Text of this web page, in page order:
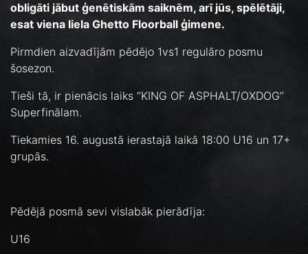
obligāti jābut ģenētiskām saiknēm, arī jūs, spēlētāji,
esat viena liela Ghetto Floorball ģimene.
Pirmdien aizvadījām pēdējo 1vs1 regulāro posmu
šosezon.
Tieši tā, ir pienācis laiks ‘’KING OF ASPHALT/OXDOG’’
Superfinālam.
Tiekamies 16. augustā ierastajā laikā 18:00 U16 un 17+
grupās.
Pēdējā posmā sevi vislabāk pierādīja:
U16